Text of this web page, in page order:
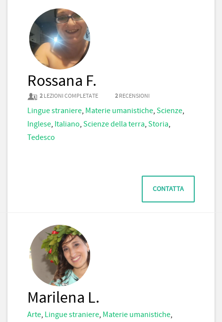
Rossana F.
2 LEZIONI COMPLETATE 2 RECENSIONI
Lingue straniere, Materie umanistiche, Scienze,
Inglese, Italiano, Scienze della terra, Storia,
Tedesco
CONTATTA
Marilena L.
Arte, Lingue straniere, Materie umanistiche,